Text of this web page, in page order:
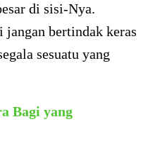
di sisi-Nya.
jangan bertindak keras
sesuatu yang
Bagi yang